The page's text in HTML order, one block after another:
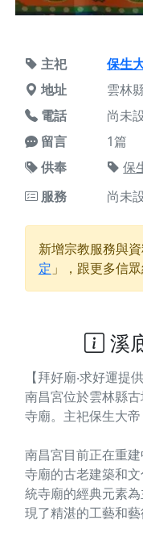
主祀
保生
地址
雲林
電話
尚未
留言
1篇
供奉
保
服務
尚未
新增宗教服務與
定 」，跟更多信眾
溪
【拜好廟‧求好運提供
南昌宮位於雲林縣
寺廟。主祀保生大帝
南昌宮目前正在重
寺廟的古老建築和
統寺廟的經典元素
現了精湛的工藝和藝